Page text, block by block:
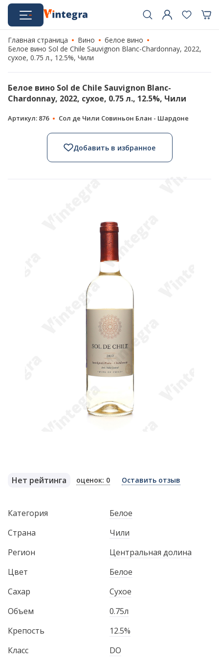
Главная страница Вино
белое вино
Белое вино Sol de Chile Sauvignon Blanc-Chardonnay, 2022,
сухое, 0.75 л., 12.5%, Чили
Белое вино Sol de Chile Sauvignon Blanc-
Chardonnay, 2022, сухое, 0.75 л., 12.5%, Чили
Артикул: 876 Сол де Чили Совиньон Блан - Шардоне
Добавить в избранное
Нет рейтинга оценок: 0 Оставить отзыв
Категория
Белое
Страна
Чили
Регион
Центральная долина
Цвет
Белое
Сахар
Сухое
Объем
0.75л
Крепость
12.5%
Класс
DO